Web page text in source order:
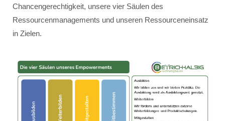
Chancengerechtigkeit, unsere vier Säulen des
Ressourcenmanagements und unseren Ressourceneinsatz
in Zielen.